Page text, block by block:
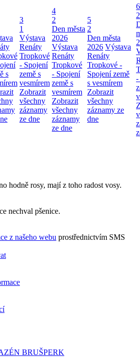
s
3
1
Výstava
Renáty
Tropkové
- Spojení
země s
vesmírem
Zobrazit
všechny
záznamy
ze dne
4
2
Den města
2026
Výstava
Renáty
Tropkové
- Spojení
země s
vesmírem
Zobrazit
všechny
záznamy
ze dne
5
2
Den města
2026 Výstava
Renáty
Tropkové -
Spojení země
s vesmírem
Zobrazit
všechny
záznamy ze
dne
6
2
-
hodně rosy, mají z toho radost vosy.
nechval pšenice.
z našeho webu prostřednictvím SMS
BRUŠPERK